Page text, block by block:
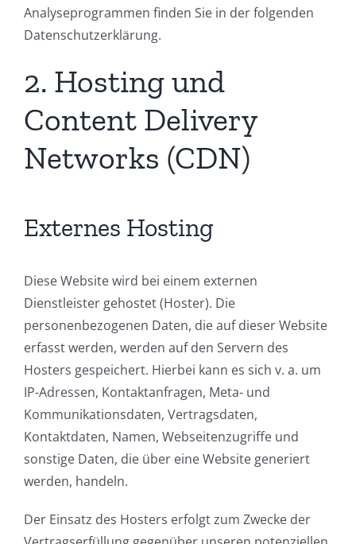
Analyseprogrammen finden Sie in der folgenden
Datenschutzerklärung.
2. Hosting und
Content Delivery
Networks (CDN)
Externes Hosting
Diese Website wird bei einem externen
Dienstleister gehostet (Hoster). Die
personenbezogenen Daten, die auf dieser Website
erfasst werden, werden auf den Servern des
Hosters gespeichert. Hierbei kann es sich v. a. um
IP-Adressen, Kontaktanfragen, Meta- und
Kommunikationsdaten, Vertragsdaten,
Kontaktdaten, Namen, Webseitenzugriffe und
sonstige Daten, die über eine Website generiert
werden, handeln.
Der Einsatz des Hosters erfolgt zum Zwecke der